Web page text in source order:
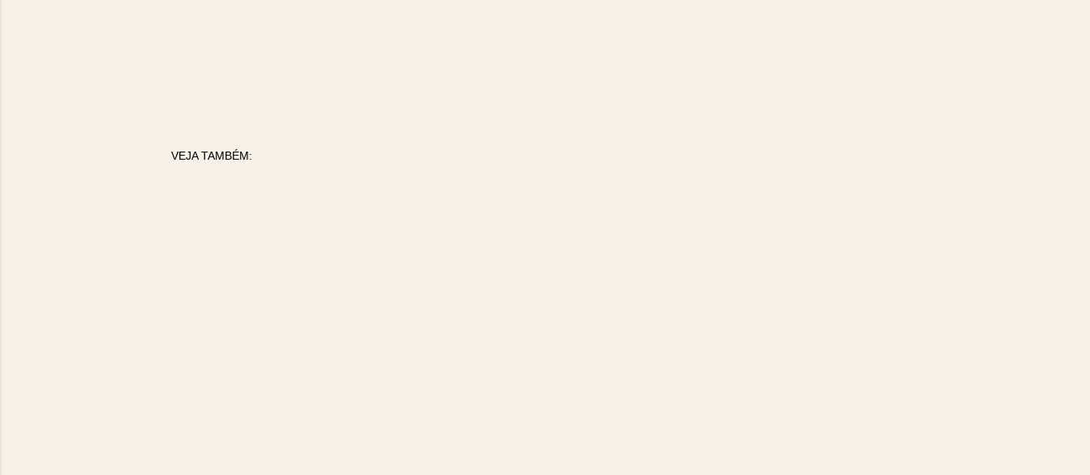
VEJA TAMBÉM: